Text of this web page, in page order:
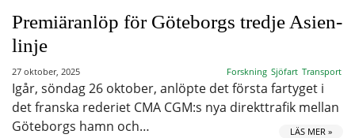
Premiäranlöp för Göteborgs tredje Asien-
linje
27 oktober, 2025 Forskning Sjöfart Transport
Igår, söndag 26 oktober, anlöpte det första fartyget i
det franska rederiet CMA CGM:s nya direkttrafik mellan
Göteborgs hamn och…
LÄS MER »